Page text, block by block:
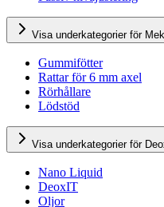
Visa underkategorier för
Gummifötter
Rattar för 6 mm axel
Rörhållare
Lödstöd
Visa underkategorier för
Nano Liquid
DeoxIT
Oljor